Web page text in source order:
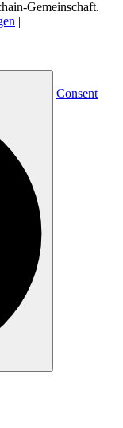
Gemeinschaft.
|
Consent